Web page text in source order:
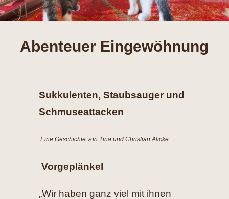
Hilfe
Spenden
Abenteuer Eingewöhnung
Sukkulenten, Staubsauger und
Schmuseattacken
Eine Geschichte von Tina und Christian Alicke
Vorgeplänkel
„Wir haben ganz viel mit ihnen